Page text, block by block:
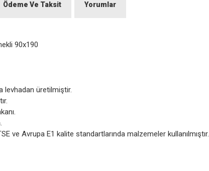
Ödeme Ve Taksit Yorumlar
90x190
levhadan üretilmiştir.
ve Avrupa E1 kalite standartlarında malzemeler kullanılmıştır.